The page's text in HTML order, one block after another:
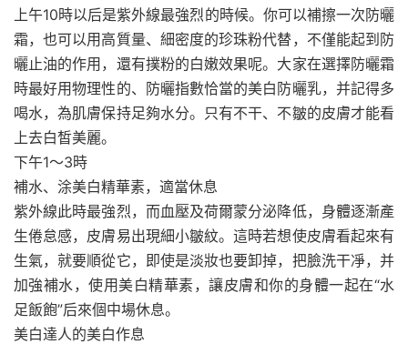
上午10時以后是紫外線最強烈的時候。你可以補擦一次防曬
霜，也可以用高質量、細密度的珍珠粉代替，不僅能起到防
曬止油的作用，還有撲粉的白嫩效果呢。大家在選擇防曬霜
時最好用物理性的、防曬指數恰當的美白防曬乳，并記得多
喝水，為肌膚保持足夠水分。只有不干、不皺的皮膚才能看
上去白皙美麗。
下午1～3時
補水、涂美白精華素，適當休息
紫外線此時最強烈，而血壓及荷爾蒙分泌降低，身體逐漸產
生倦怠感，皮膚易出現細小皺紋。這時若想使皮膚看起來有
生氣，就要順從它，即使是淡妝也要卸掉，把臉洗干凈，并
加強補水，使用美白精華素，讓皮膚和你的身體一起在“水
足飯飽”后來個中場休息。
美白達人的美白作息